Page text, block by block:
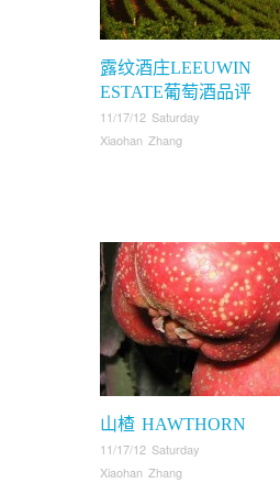
露纹酒庄LEEUWIN
ESTATE葡萄酒品评
11/17/12 Saturday
Xiaohan Zhang
山楂 HAWTHORN
11/17/12 Saturday
Xiaohan Zhang